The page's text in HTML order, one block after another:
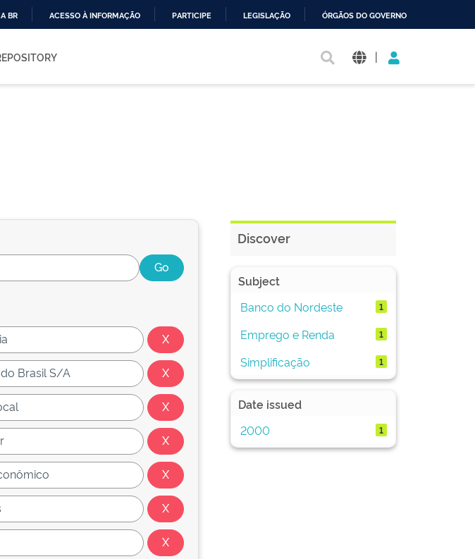
O
BR ACESSO À INFORMAÇÃO PARTICIPE LEGISLAÇÃO ÓRGÃOS DO GOVERNO
|
Discover
Subject
Banco do Nordeste
1
Emprego e Renda 1
Simplificação 1
Date issued
2000
1